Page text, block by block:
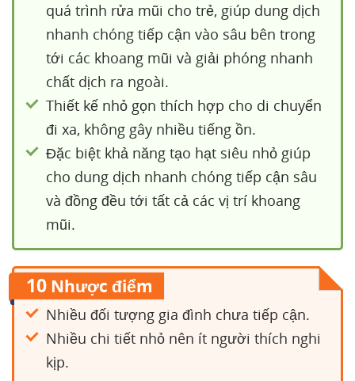
quá trình rửa mũi cho trẻ, giúp dung dịch
nhanh chóng tiếp cận vào sâu bên trong
tới các khoang mũi và giải phóng nhanh
chất dịch ra ngoài.
Thiết kế nhỏ gọn thích hợp cho di chuyển
đi xa, không gây nhiều tiếng ồn.
Đặc biệt khả năng tạo hạt siêu nhỏ giúp
cho dung dịch nhanh chóng tiếp cận sâu
và đồng đều tới tất cả các vị trí khoang
mũi.
10 Nhược điểm
Nhiều đối tượng gia đình chưa tiếp cận.
Nhiều chi tiết nhỏ nên ít người thích nghi
kịp.